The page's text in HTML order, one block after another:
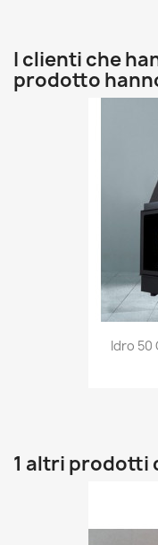
I clienti che
prodotto
Idro 50
1 altri prodotti